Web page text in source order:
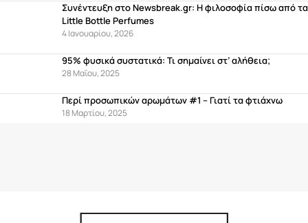
Συνέντευξη στο Newsbreak.gr: Η φιλοσοφία πίσω από τα
Little Bottle Perfumes
4 Ιανουαρίου, 2026
95% φυσικά συστατικά: Τι σημαίνει στ’ αλήθεια;
28 Μαΐου, 2025
Περί προσωπικών αρωμάτων #1 – Γιατί τα φτιάχνω
18 Μαρτίου, 2025